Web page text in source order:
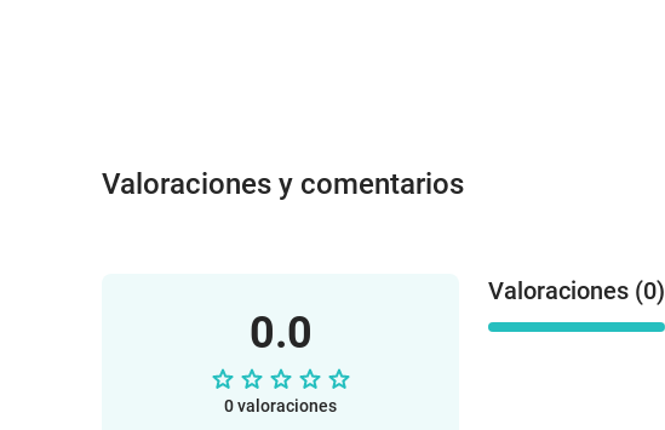
Valoraciones y comentarios
0.0
0 valoraciones
Valoraciones (0)